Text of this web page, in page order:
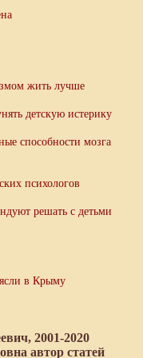
жить лучше
детскую истерику
способности мозга
психологов
решать с детьми
в Крыму
2001-2020
автор статей